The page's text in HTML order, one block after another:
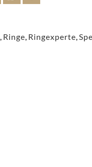
, Ringe, Ringexperte,